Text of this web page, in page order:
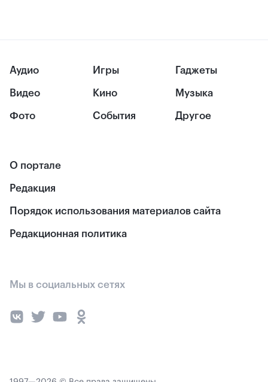
Аудио
Видео
Фото
Игры
Кино
События
Гаджеты
Музыка
Другое
О портале
Редакция
Порядок использования материалов сайта
Редакционная политика
Мы в социальных сетях